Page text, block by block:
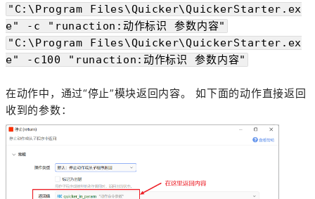
"C:\Program Files\Quicker\QuickerStarter.ex
e" -c "runaction:动作标识 参数内容"
"C:\Program Files\Quicker\QuickerStarter.ex
e" -c100 "runaction:动作标识 参数内容"
在动作中，通过“停止”模块返回内容。 如下面的动作直接返回
收到的参数：